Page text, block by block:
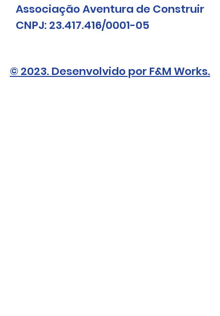
© 2023. Desenvolvido por F&M Works.
Associação Aventura de Construir
CNPJ: 23.417.416/0001-05